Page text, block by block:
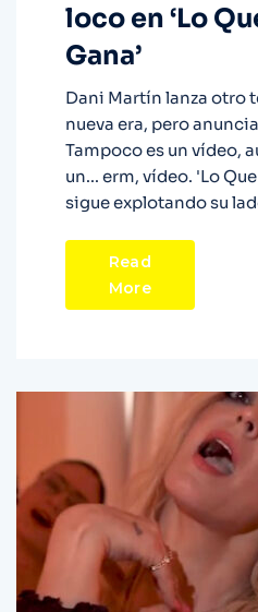
loco en ‘Lo
Gana’
Dani Martín lanza otro
nueva era, pero
Tampoco es un vídeo,
un... erm, vídeo. 'Lo
sigue explotando su
Read
More